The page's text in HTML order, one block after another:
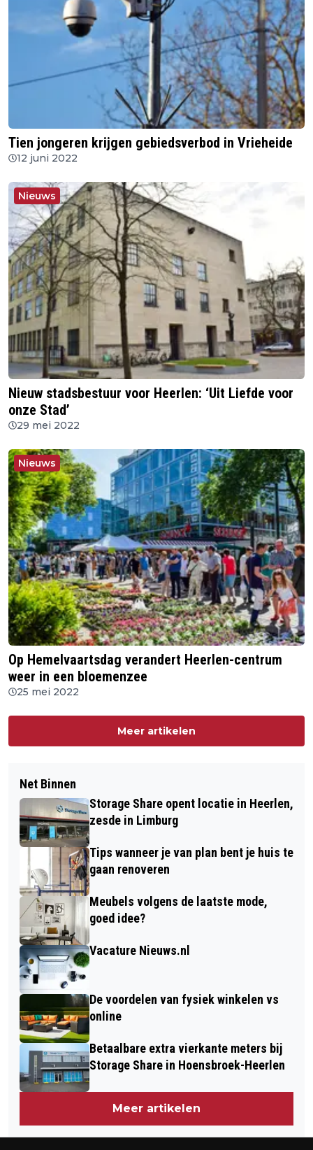
Tien jongeren krijgen gebiedsverbod in Vrieheide
12 juni 2022
Nieuws
Nieuw stadsbestuur voor Heerlen: ‘Uit Liefde voor
onze Stad’
29 mei 2022
Nieuws
Op Hemelvaartsdag verandert Heerlen-centrum
weer in een bloemenzee
25 mei 2022
Meer artikelen
Net Binnen
Storage Share opent locatie in Heerlen,
zesde in Limburg
Tips wanneer je van plan bent je huis te
gaan renoveren
Meubels volgens de laatste mode,
goed idee?
Vacature Nieuws.nl
De voordelen van fysiek winkelen vs
online
Betaalbare extra vierkante meters bij
Storage Share in Hoensbroek-Heerlen
Meer artikelen